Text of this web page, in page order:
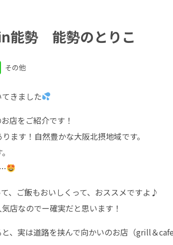
能勢 能勢のとりこ
その他
きました
店をご紹介です！
ます！自然豊かな大阪北摂地域です。
、ご飯もおいしくって、おススメですよ♪
店なのでー確実だと思います！
、実は道路を挟んで向かいのお店（grill＆